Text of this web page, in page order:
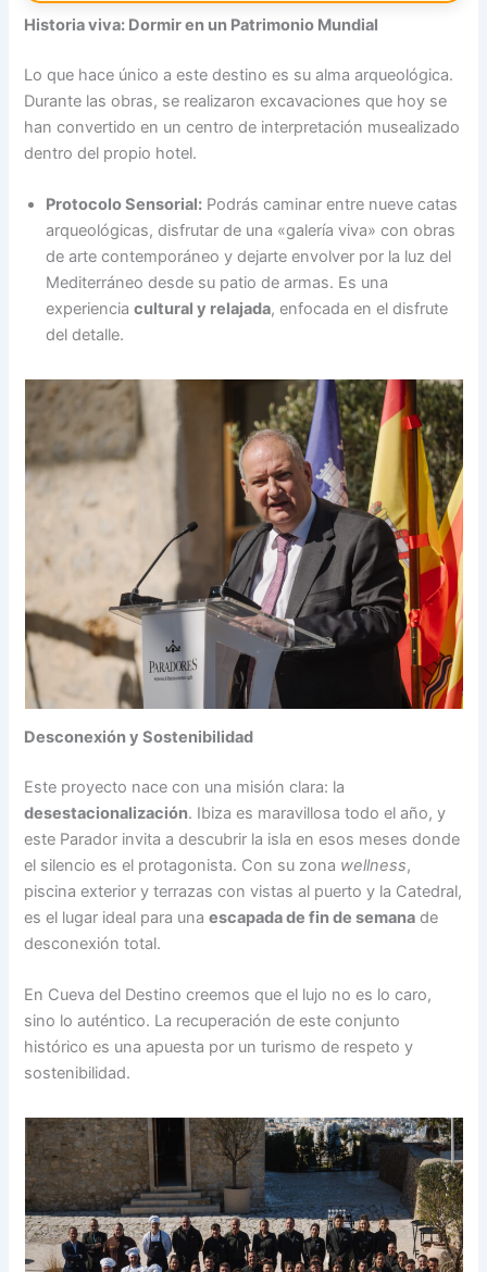
Historia viva: Dormir en un Patrimonio Mundial
Lo que hace único a este destino es su alma arqueológica.
Durante las obras, se realizaron excavaciones que hoy se
han convertido en un centro de interpretación musealizado
dentro del propio hotel.
Protocolo Sensorial: Podrás caminar entre nueve catas
arqueológicas, disfrutar de una «galería viva» con obras
de arte contemporáneo y dejarte envolver por la luz del
Mediterráneo desde su patio de armas. Es una
experienciacultural y relajada, enfocada en el disfrute
del detalle.
Desconexión y Sostenibilidad
Este proyecto nace con una misión clara: la
desestacionalización. Ibiza es maravillosa todo el año, y
este Parador invita a descubrir la isla en esos meses donde
el silencio es el protagonista. Con su zona wellness,
piscina exterior y terrazas con vistas al puerto y la Catedral,
es el lugar ideal para unaescapada de fin de semana de
desconexión total.
En Cueva del Destino creemos que el lujo no es lo caro,
sino lo auténtico. La recuperación de este conjunto
histórico es una apuesta por un turismo de respeto y
sostenibilidad.